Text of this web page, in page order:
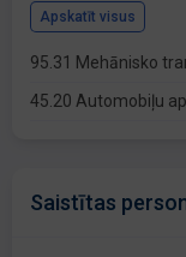
Apskatīt visus
95.31 Mehānisko
45.20 Automobiļu
Saistītas